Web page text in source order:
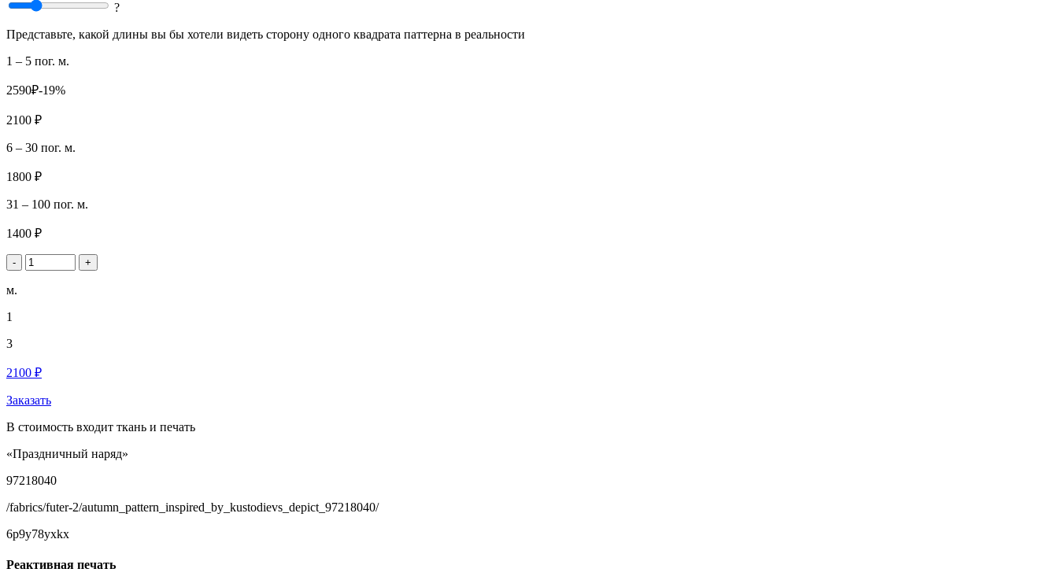
?
Представьте, какой длины вы бы хотели видеть сторону одного квадрата паттерна в реальности
1 – 5 пог. м.
2590₽-19%
2100 ₽
6 – 30 пог. м.
1800 ₽
31 – 100 пог. м.
1400 ₽
- +
м.
1
3
2100 ₽
Заказать
В стоимость входит ткань и печать
«Праздничный наряд»
97218040
/fabrics/futer-2/autumn_pattern_inspired_by_kustodievs_depict_97218040/
6p9y78yxkx
Реактивная печать